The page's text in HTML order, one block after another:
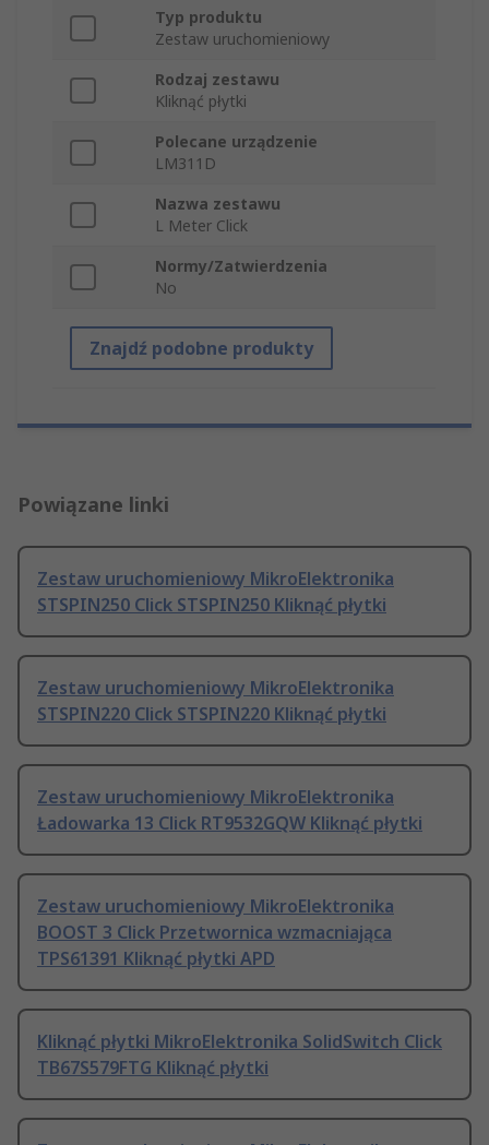
Typ produktu
Zestaw uruchomieniowy
Rodzaj zestawu
Kliknąć płytki
Polecane urządzenie
LM311D
Nazwa zestawu
L Meter Click
Normy/Zatwierdzenia
No
Znajdź podobne produkty
Powiązane linki
Zestaw uruchomieniowy MikroElektronika
STSPIN250 Click STSPIN250 Kliknąć płytki
Zestaw uruchomieniowy MikroElektronika
STSPIN220 Click STSPIN220 Kliknąć płytki
Zestaw uruchomieniowy MikroElektronika
Ładowarka 13 Click RT9532GQW Kliknąć płytki
Zestaw uruchomieniowy MikroElektronika
BOOST 3 Click Przetwornica wzmacniająca
TPS61391 Kliknąć płytki APD
Kliknąć płytki MikroElektronika SolidSwitch Click
TB67S579FTG Kliknąć płytki